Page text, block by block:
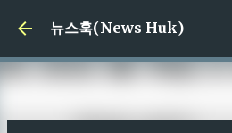
기본 콘텐츠로 건
뉴스훅(News Huk)